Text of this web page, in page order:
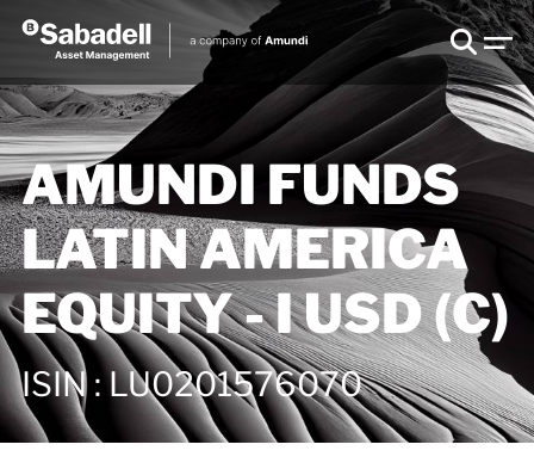
AMUNDI FUNDS
LATIN AMERICA
EQUITY - I USD (C)
ISIN :LU0201576070